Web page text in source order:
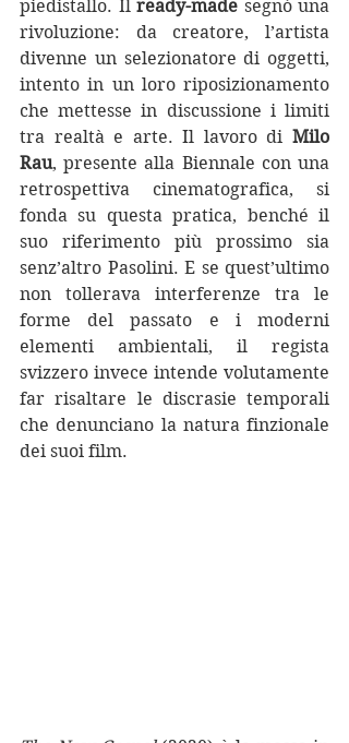
piedistallo. Il ready-made segnò una
rivoluzione: da creatore, l’artista
divenne un selezionatore di oggetti,
intento in un loro riposizionamento
che mettesse in discussione i limiti
tra realtà e arte. Il lavoro di Milo
Rau, presente alla Biennale con una
retrospettiva cinematografica, si
fonda su questa pratica, benché il
suo riferimento più prossimo sia
senz’altro Pasolini. E se quest’ultimo
non tollerava interferenze tra le
forme del passato e i moderni
elementi ambientali, il regista
svizzero invece intende volutamente
far risaltare le discrasie temporali
che denunciano la natura finzionale
dei suoi film.